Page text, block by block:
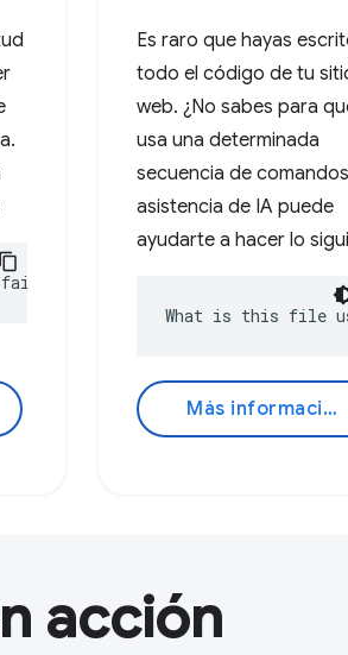
Es raro que hayas
todo el código de tu
web. ¿No sabes para
usa una determinada
secuencia de
asistencia de IA puede
ayudarte a hacer lo
What is this file
Más información
acción